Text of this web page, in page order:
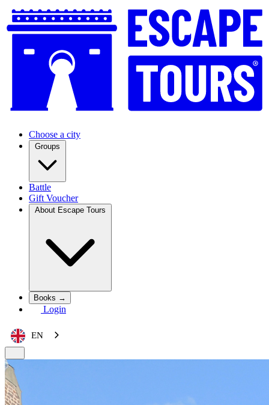
Choose a city
Groups
Battle
Gift Voucher
About Escape Tours
Books →
Login
EN